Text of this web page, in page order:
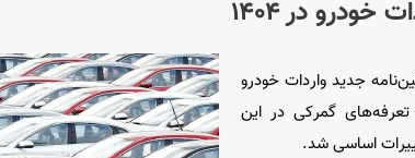
در ۱۴۰۴
جدید واردات خودرو
گمرکی در این
اساسی شد.